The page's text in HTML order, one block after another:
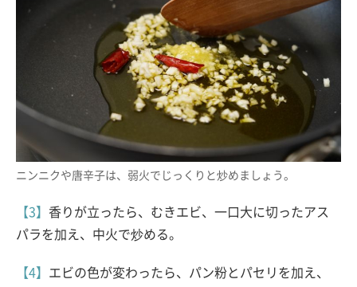
ニンニクや唐辛子は、弱火でじっくりと炒めましょう。
【3】 香りが立ったら、むきエビ、一口大に切ったアス
パラを加え、中火で炒める。
【4】
エビの色が変わったら、パン粉とパセリを加え、